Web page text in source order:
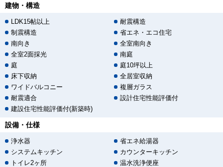
建物・構造
LDK15帖以上
耐震構造
制震構造
省エネ・エコ住宅
南向き
全室南向き
全室2面採光
南庭
庭
庭10坪以上
床下収納
全居室収納
ワイドバルコニー
複層ガラス
耐震適合
設計住宅性能評価付
建設住宅性能評価付(新築時)
設備・仕様
浄水器
省エネ給湯器
システムキッチン
カウンターキッチン
トイレ2ヶ所
温水洗浄便座